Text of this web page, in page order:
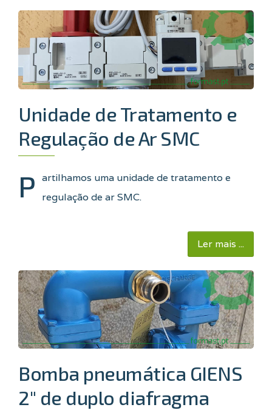
Unidade de Tratamento e
Regulação de Ar SMC
P artilhamos uma unidade de tratamento e
regulação de ar SMC.
Ler mais ...
Bomba pneumática GIENS
2" de duplo diafragma